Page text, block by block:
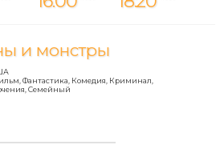
и монстры
Фантастика, Комедия, Криминал,
Семейный